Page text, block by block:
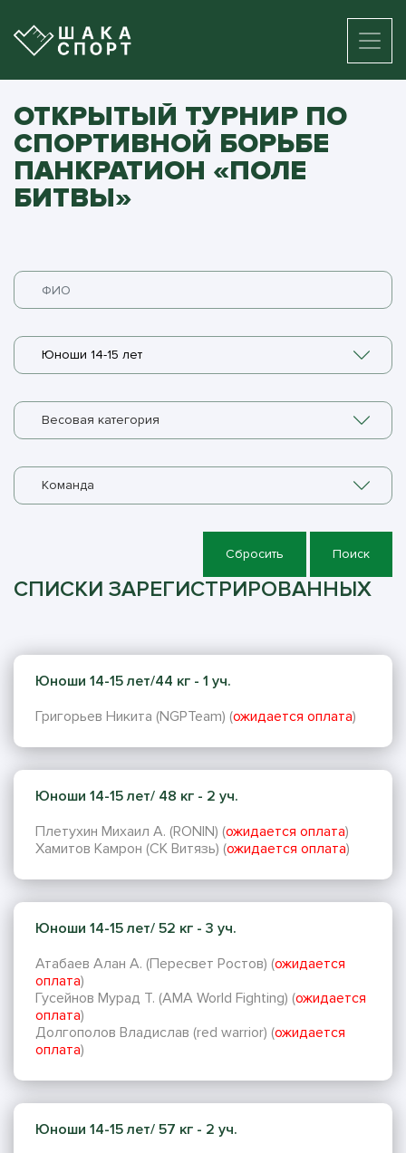
ОТКРЫТЫЙ ТУРНИР ПО
СПОРТИВНОЙ БОРЬБЕ
ПАНКРАТИОН «ПОЛЕ
БИТВЫ»
Юноши 14-15 лет
Весовая категория
Команда
Сбросить Поиск
СПИСКИ ЗАРЕГИСТРИРОВАННЫХ
Юноши 14-15 лет/44 кг - 1 уч.
Григорьев Никита (NGPTeam) (ожидается оплата)
Юноши 14-15 лет/ 48 кг - 2 уч.
Плетухин Михаил А. (RONIN) (ожидается оплата)
Хамитов Камрон (СК Витязь) (ожидается оплата)
Юноши 14-15 лет/ 52 кг - 3 уч.
Атабаев Алан А. (Пересвет Ростов) (ожидается
оплата)
Гусейнов Мурад Т. (AMA World Fighting) (ожидается
оплата)
Долгополов Владислав (red warrior) (ожидается
оплата)
Юноши 14-15 лет/ 57 кг - 2 уч.